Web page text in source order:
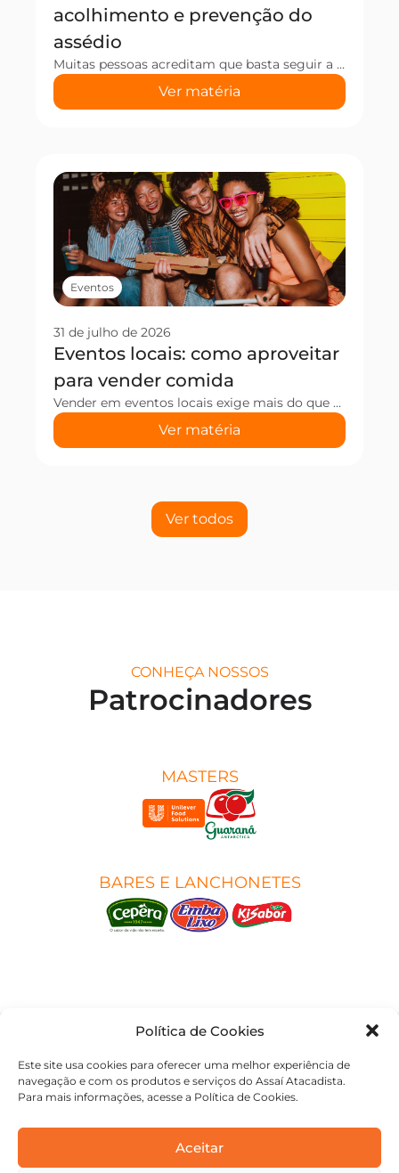
Política de Cookies
Este site usa cookies para oferecer uma melhor experiência de
navegação e com os produtos e serviços do Assaí Atacadista.
Para mais informações, acesse a Política de Cookies.
Aceitar
acolhimento e prevenção do
assédio
Muitas pessoas acreditam que basta seguir a lei ao pé da letra, mas a capacitação da equipe é o que realmente evita situações de assédio no seu estabelecimento. Afinal, o Protocolo Não é Não (Lei 14.786/2023) não se resume a afixar um cartaz na parede ou decorar alguns artigos. Na prática, o que protege as […]
Ver matéria
Eventos
31 de julho de 2026
Eventos locais: como aproveitar
para vender comida
Vender em eventos locais exige mais do que talento na cozinha. Além da comida boa, é preciso planejamento, papelada em dia e uma operação rápida para dar conta do movimento. Por isso, reunimos um roteiro com 12 passos práticos para você aproveitar cada oportunidade sem perder vendas nem ter dor de cabeça. Continue a leitura […]
Ver matéria
Ver todos
CONHEÇA NOSSOS
Patrocinadores
MASTERS
BARES E LANCHONETES